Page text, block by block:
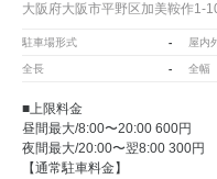
大阪府大阪市平野区加美鞍作1-
駐車場形式 - 屋内
全長 - 全幅
■上限料金
昼間最大/8:00〜20:00 600円
夜間最大/20:00〜翌8:00 300円
【通常駐車料金】